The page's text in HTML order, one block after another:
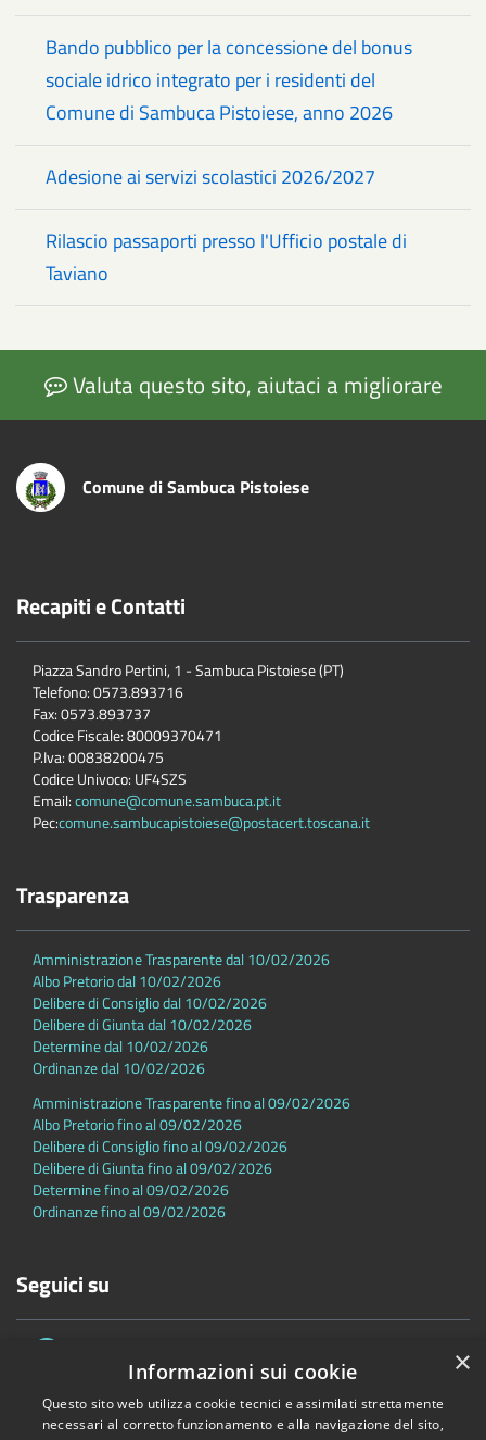
Bando pubblico per la concessione del bonus
sociale idrico integrato per i residenti del
Comune di Sambuca Pistoiese, anno 2026
Adesione ai servizi scolastici 2026/2027
Rilascio passaporti presso l'Ufficio postale di
Taviano
Valuta questo sito, aiutaci a migliorare
Comune di Sambuca Pistoiese
Recapiti e Contatti
Piazza Sandro Pertini, 1 - Sambuca Pistoiese (PT)
Telefono: 0573.893716
Fax: 0573.893737
Codice Fiscale: 80009370471
P.Iva: 00838200475
Codice Univoco: UF4SZS
Email:comune@comune.sambuca.pt.it
Pec:comune.sambucapistoiese@postacert.toscana.it
Trasparenza
Amministrazione Trasparente dal 10/02/2026
Albo Pretorio dal 10/02/2026
Delibere di Consiglio dal 10/02/2026
Delibere di Giunta dal 10/02/2026
Determine dal 10/02/2026
Ordinanze dal 10/02/2026
Amministrazione Trasparente fino al 09/02/2026
Albo Pretorio fino al 09/02/2026
Delibere di Consiglio fino al 09/02/2026
Delibere di Giunta fino al 09/02/2026
Determine fino al 09/02/2026
Ordinanze fino al 09/02/2026
Seguici su
×
Informazioni sui cookie
Questo sito web utilizza cookie tecnici e assimilati strettamente
necessari al corretto funzionamento e alla navigazione del sito,